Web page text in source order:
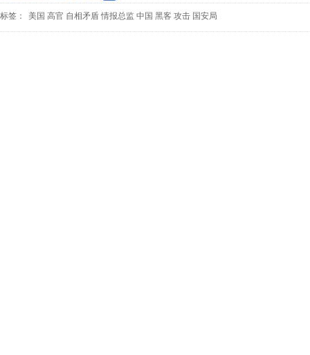
标签： 美国 高官 自相矛盾 情报总监 中国 黑客 攻击 国安局